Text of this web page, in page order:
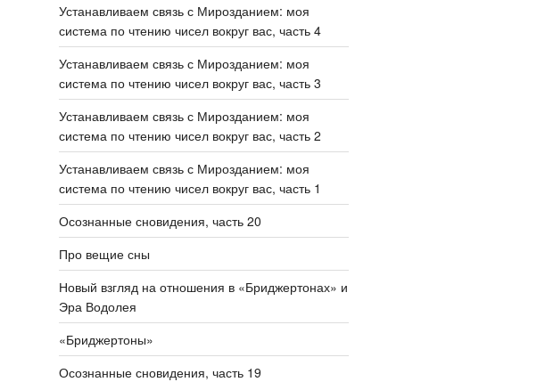
Устанавливаем связь с Мирозданием: моя
система по чтению чисел вокруг вас, часть 4
Устанавливаем связь с Мирозданием: моя
система по чтению чисел вокруг вас, часть 3
Устанавливаем связь с Мирозданием: моя
система по чтению чисел вокруг вас, часть 2
Устанавливаем связь с Мирозданием: моя
система по чтению чисел вокруг вас, часть 1
Осознанные сновидения, часть 20
Про вещие сны
Новый взгляд на отношения в «Бриджертонах» и
Эра Водолея
«Бриджертоны»
Осознанные сновидения, часть 19